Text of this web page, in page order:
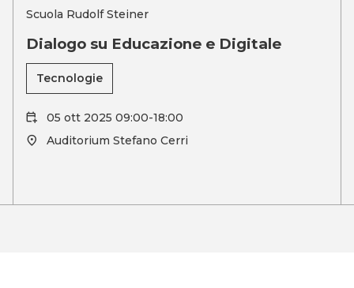
Scuola Rudolf Steiner
Dialogo su Educazione e Digitale
Tecnologie
05 ott 2025 09:00-18:00
Auditorium Stefano Cerri